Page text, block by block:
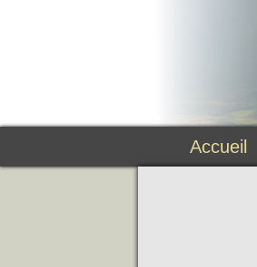
Accueil